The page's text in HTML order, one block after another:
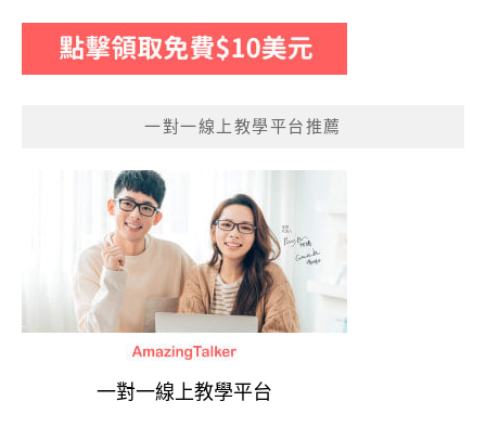
一對一線上教學平台推薦
一對一線上教學平台